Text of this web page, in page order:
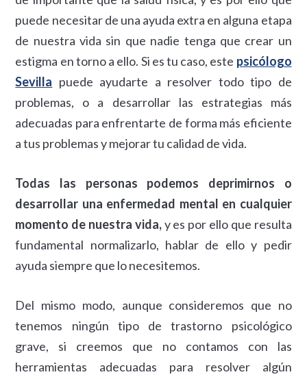
puede necesitar de una ayuda extra en alguna etapa
de nuestra vida sin que nadie tenga que crear un
estigma en torno a ello. Si es tu caso, este psicólogo
Sevilla puede ayudarte a resolver todo tipo de
problemas, o a desarrollar las estrategias más
adecuadas para enfrentarte de forma más eficiente
a tus problemas y mejorar tu calidad de vida.
Todas las personas podemos deprimirnos o
desarrollar una enfermedad mental en cualquier
momento de nuestra vida,y es por ello que resulta
fundamental normalizarlo, hablar de ello y pedir
ayuda siempre que lo necesitemos.
Del mismo modo, aunque consideremos que no
tenemos ningún tipo de trastorno psicológico
grave, si creemos que no contamos con las
herramientas adecuadas para resolver algún